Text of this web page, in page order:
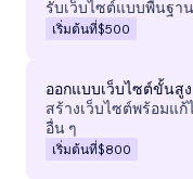
รับเว็บไซต์แบบพื้นฐา
เริ่มต้นที่$500
ออกแบบเว็บไซต์ขั้นสูง
สร้างเว็บไซต์พร้อมแ
อื่น ๆ
เริ่มต้นที่$800